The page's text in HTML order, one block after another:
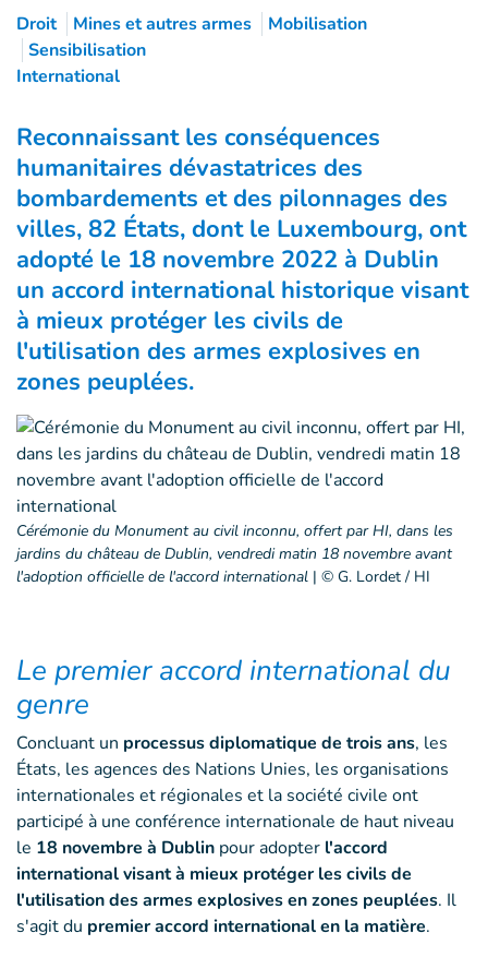
Droit Mines et autres armes
Mobilisation
Sensibilisation
International
Reconnaissant les conséquences
humanitaires dévastatrices des
bombardements et des pilonnages des
villes, 82 États, dont le Luxembourg, ont
adopté le 18 novembre 2022 à Dublin
un accord international historique visant
à mieux protéger les civils de
l'utilisation des armes explosives en
zones peuplées.
Cérémonie du Monument au civil inconnu, offert par HI, dans les
jardins du château de Dublin, vendredi matin 18 novembre avant
l'adoption officielle de l'accord international | © G. Lordet / HI
Le premier accord international du
genre
Concluant un processus diplomatique de trois ans, les
États, les agences des Nations Unies, les organisations
internationales et régionales et la société civile ont
participé à une conférence internationale de haut niveau
le 18 novembre à Dublin pour adopter l'accord
international visant à mieux protéger les civils de
l'utilisation des armes explosives en zones peuplées. Il
s'agit du premier accord international en la matière.